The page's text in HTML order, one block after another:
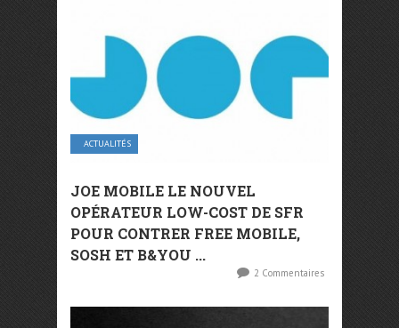
ACTUALITÉS
JOE MOBILE LE NOUVEL
OPÉRATEUR LOW-COST DE SFR
POUR CONTRER FREE MOBILE,
SOSH ET B&YOU ...
2 Commentaires